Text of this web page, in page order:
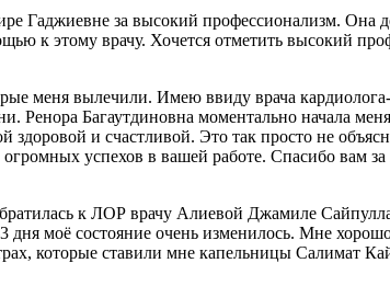
Гаджиевне за высокий профессионализм. Она
к этому врачу. Хочется отметить высокий
меня вылечили. Имею ввиду врача
Ренора Багаутдиновна моментально начала
здоровой и счастливой. Это так просто не
успехов в вашей работе. Спасибо вам
к ЛОР врачу Алиевой Джамиле
3 дня моё состояние очень изменилось. Мне
которые ставили мне капельницы Салимат